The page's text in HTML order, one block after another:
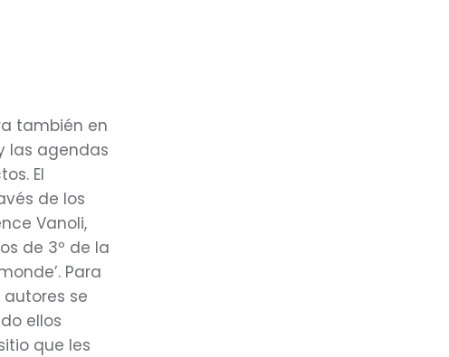
también en
las agendas
El
de los
Vanoli,
de 3º de la
Para
se
ellos
que les